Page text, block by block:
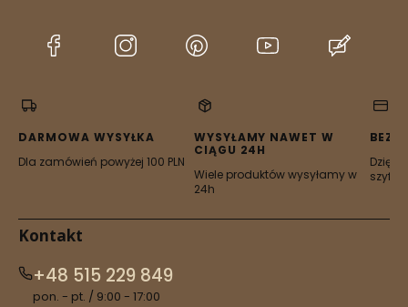
(Otwiera
karcie)
(Otwiera
karcie)
(Otwiera
nowej
karcie)
(Otwiera
karcie)
nowej
karcie)
DARMOWA WYSYŁKA
Dla zamówień powyżej 100 PLN
WYSYŁAMY NAWET W
CIĄGU 24H
Wiele produktów wysyłamy w
24h
Dzięki
Kontakt
+48 515 229 849
pon. - pt. / 9:00 - 17:00